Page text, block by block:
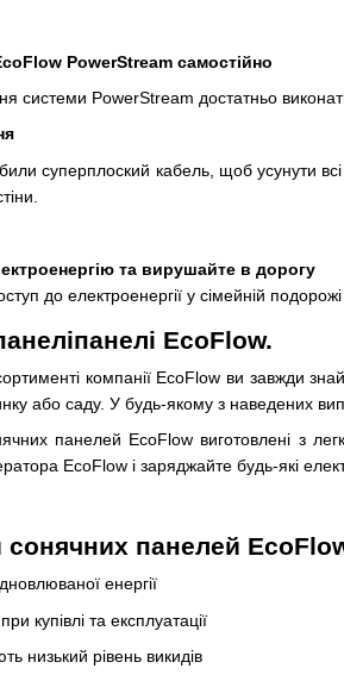
PowerStream самостійно
системи PowerStream достатньо
суперплоский кабель, щоб усунути
та вирушайте в дорогу
до електроенергії у сімейній
EcoFlow.
компанії EcoFlow ви завжди
або саду. У будь-якому з наведених
панелей EcoFlow виготовлені з
EcoFlow і заряджайте будь-які
сонячних панелей
енергії
купівлі та експлуатації
низький рівень викидів